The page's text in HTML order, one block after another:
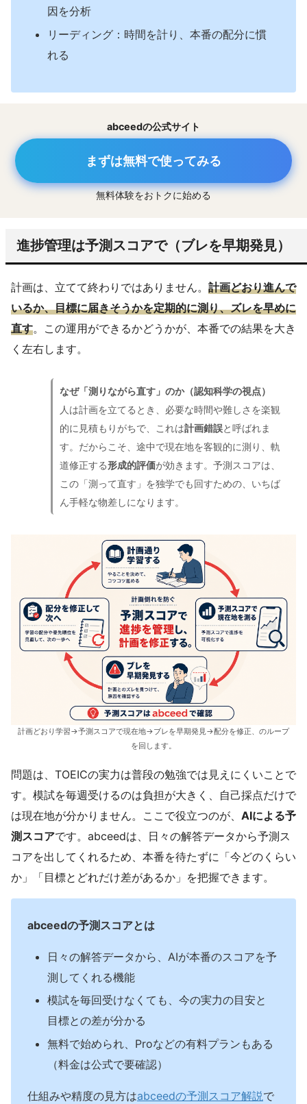
因を分析
リーディング：時間を計り、本番の配分に慣
れる
abceedの公式サイト
まずは無料で使ってみる
無料体験をおトクに始める
進捗管理は予測スコアで（ブレを早期発見）
計画は、立てて終わりではありません。 計画どおり進んで
いるか、目標に届きそうかを定期的に測り、ズレを早めに
直す。この運用ができるかどうかが、本番での結果を大き
く左右します。
なぜ「測りながら直す」のか（認知科学の視点）
人は計画を立てるとき、必要な時間や難しさを楽観
的に見積もりがちで、これは計画錯誤と呼ばれま
す。だからこそ、途中で現在地を客観的に測り、軌
道修正する形成的評価が効きます。予測スコアは、
この「測って直す」を独学でも回すための、いちば
ん手軽な物差しになります。
計画どおり学習→予測スコアで現在地→ブレを早期発見→配分を修正、のループ
を回します。
問題は、TOEICの実力は普段の勉強では見えにくいことで
す。模試を毎週受けるのは負担が大きく、自己採点だけで
は現在地が分かりません。ここで役立つのが、 AIによる予
測スコアです。abceedは、日々の解答データから予測ス
コアを出してくれるため、本番を待たずに「今どのくらい
か」「目標とどれだけ差があるか」を把握できます。
abceedの予測スコアとは
日々の解答データから、AIが本番のスコアを予
測してくれる機能
模試を毎回受けなくても、今の実力の目安と
目標との差が分かる
無料で始められ、Proなどの有料プランもある
（料金は公式で要確認）
仕組みや精度の見方はabceedの予測スコア解説で